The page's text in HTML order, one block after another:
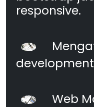
responsive.
Web